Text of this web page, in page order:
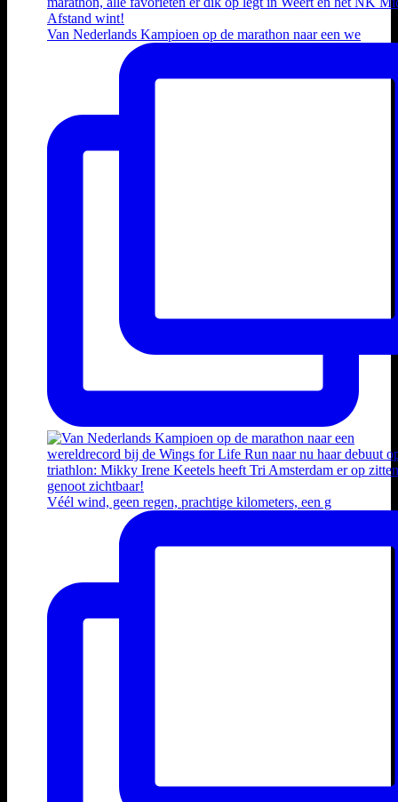
Van Nederlands Kampioen op de marathon naar een we
Véél wind, geen regen, prachtige kilometers, een g